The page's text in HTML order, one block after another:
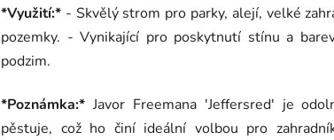
*Využití:* - Skvělý strom pro parky, alejí, velké
pozemky. - Vynikající pro poskytnutí stínu a
podzim.
*Poznámka:* Javor Freemana 'Jeffersred' je
pěstuje, což ho činí ideální volbou pro